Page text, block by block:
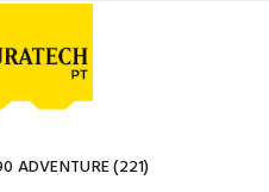
ADVENTURE(221)